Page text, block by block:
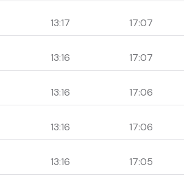
13:17 17:07
13:16 17:07
13:16 17:06
13:16 17:06
13:16 17:05